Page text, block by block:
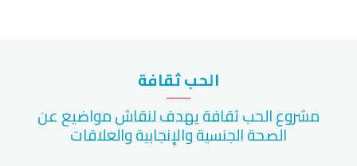
الحب ثقافة
مشروع الحب ثقافة يهدف لنقاش مواضيع عن
الصحة الجنسية والإنجابية والعلاقات